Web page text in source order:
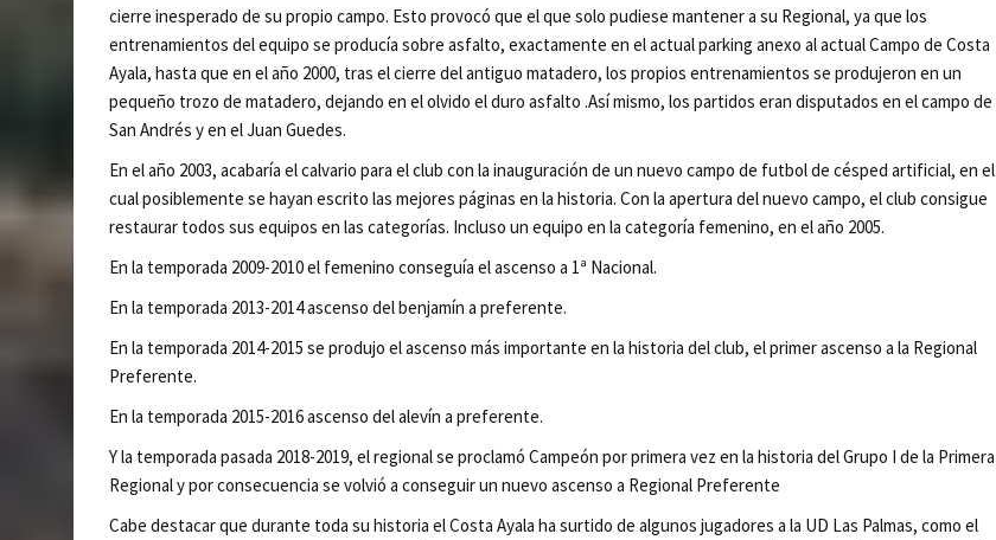
cierre inesperado de su propio campo. Esto provocó que el que solo pudiese mantener a su Regional, ya que los
entrenamientos del equipo se producía sobre asfalto, exactamente en el actual parking anexo al actual Campo de Costa
Ayala, hasta que en el año 2000, tras el cierre del antiguo matadero, los propios entrenamientos se produjeron en un
pequeño trozo de matadero, dejando en el olvido el duro asfalto .Así mismo, los partidos eran disputados en el campo de
San Andrés y en el Juan Guedes.
En el año 2003, acabaría el calvario para el club con la inauguración de un nuevo campo de futbol de césped artificial, en el
cual posiblemente se hayan escrito las mejores páginas en la historia. Con la apertura del nuevo campo, el club consigue
restaurar todos sus equipos en las categorías. Incluso un equipo en la categoría femenino, en el año 2005.
En la temporada 2009-2010 el femenino conseguía el ascenso a 1ª Nacional.
En la temporada 2013-2014 ascenso del benjamín a preferente.
En la temporada 2014-2015 se produjo el ascenso más importante en la historia del club, el primer ascenso a la Regional
Preferente.
En la temporada 2015-2016 ascenso del alevín a preferente.
Y la temporada pasada 2018-2019, el regional se proclamó Campeón por primera vez en la historia del Grupo I de la Primera
Regional y por consecuencia se volvió a conseguir un nuevo ascenso a Regional Preferente
Cabe destacar que durante toda su historia el Costa Ayala ha surtido de algunos jugadores a la UD Las Palmas, como el